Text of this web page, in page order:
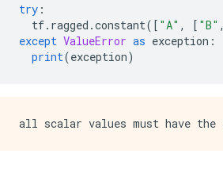
try :
tf. ragged .constant([ "A" , [ "B" ,
except ValueError as exception :
print(exception)